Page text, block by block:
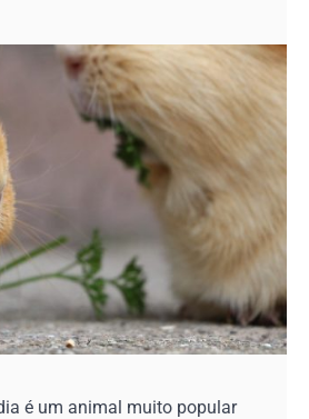
é um animal muito popular